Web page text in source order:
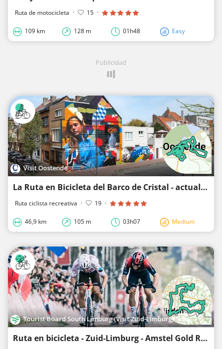
Ruta de motocicleta · 15 ·
109 km 128 m 01h48 Easy
Publicidad
Visit Oostende
La Ruta en Bicicleta del Barco de Cristal - actualización 2026
Ruta ciclista recreativa · 19 ·
46,9 km 105 m 03h07 Medium
Tourist Board South Limburg (Visit Zuid-Limburg)
Ruta en bicicleta - Zuid-Limburg - Amstel Gold Race-Lus 3